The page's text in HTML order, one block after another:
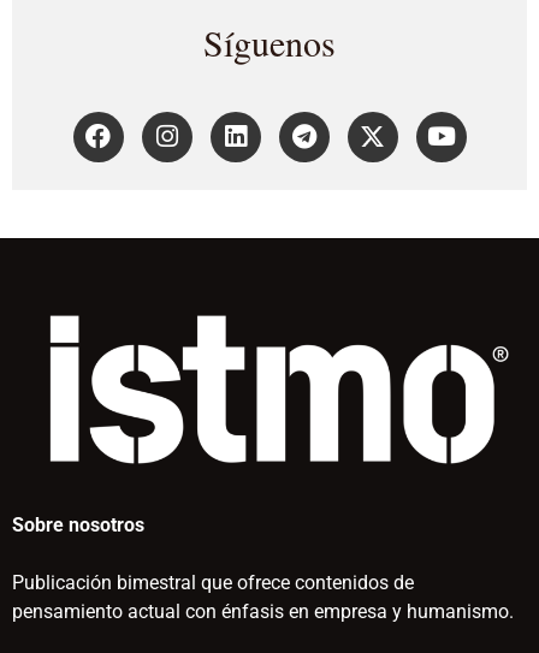
Síguenos
Sobre nosotros
Publicación bimestral que ofrece contenidos de
pensamiento actual con énfasis en empresa y humanismo.